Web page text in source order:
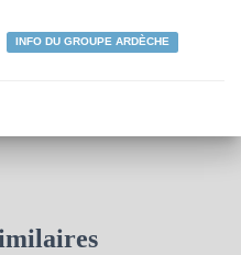
INFO DU GROUPE ARDÈCHE